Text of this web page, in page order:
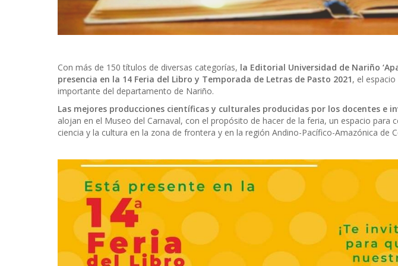
Con más de 150 títulos de diversas categorías, la Editorial Universidad de Nariño
presencia en la 14 Feria del Libro y Temporada de Letras de Pasto 2021, el
importante del departamento de Nariño.
Las mejores producciones científicas y culturales producidas por los docentes e
alojan en el Museo del Carnaval, con el propósito de hacer de la feria, un espacio para
ciencia y la cultura en la zona de frontera y en la región Andino-Pacífico-Amazónica de